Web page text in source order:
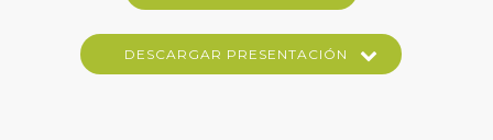
DESCARGAR PRESENTACIÓN